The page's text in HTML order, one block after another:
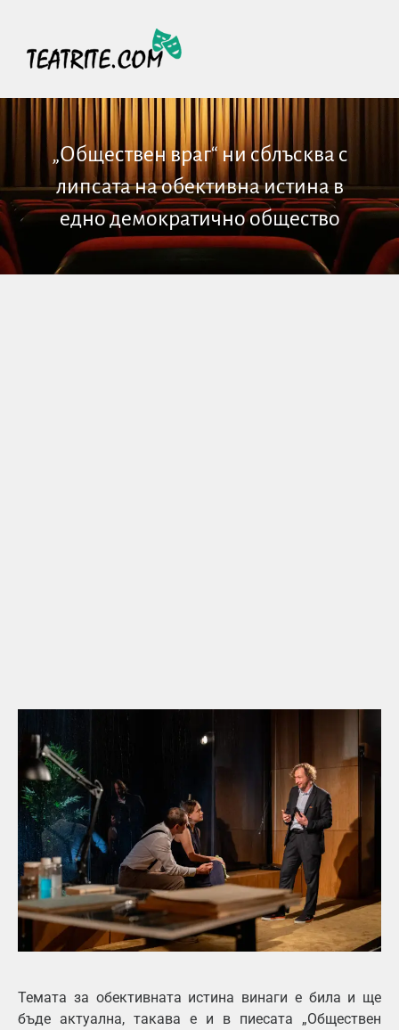
„Обществен враг“ ни сблъсква с
липсата на обективна истина в
едно демократично общество
Темата за обективната истина винаги е била и ще
бъде актуална, такава е и в пиесата „Обществен